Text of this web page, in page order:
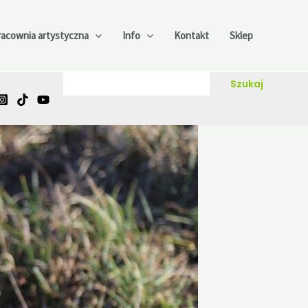
artystyczna Info Kontakt Sklep
Szukaj